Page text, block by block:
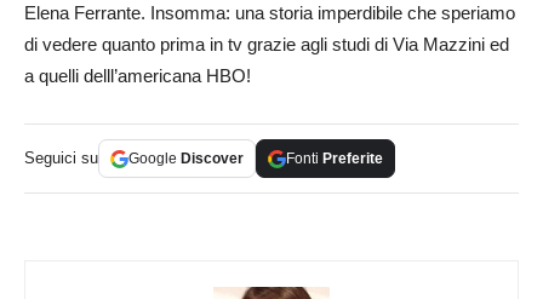
Elena Ferrante. Insomma: una storia imperdibile che speriamo
di vedere quanto prima in tv grazie agli studi di Via Mazzini ed
a quelli delll’americana HBO!
Seguici su Google Discover Fonti Preferite